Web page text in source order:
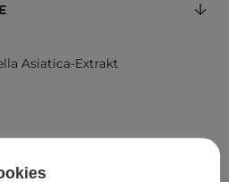
Asiatica-Extrakt